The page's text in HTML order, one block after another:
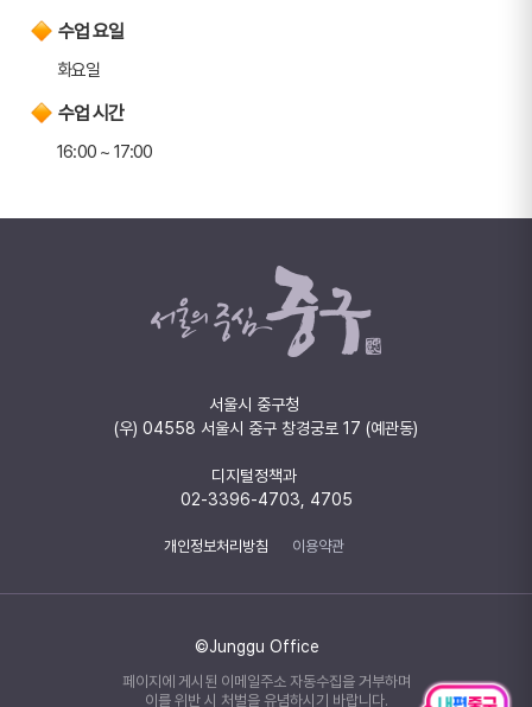
수업 요일
화요일
수업 시간
16:00 ~ 17:00
서울시 중구청
(우) 04558 서울시 중구 창경궁로 17 (예관동)
디지털정책과
02-3396-4703, 4705
개인정보처리방침 이용약관
©Junggu Office
페이지에 게시된 이메일주소 자동수집을 거부하며
이를 위반 시 처벌을 유념하시기 바랍니다.